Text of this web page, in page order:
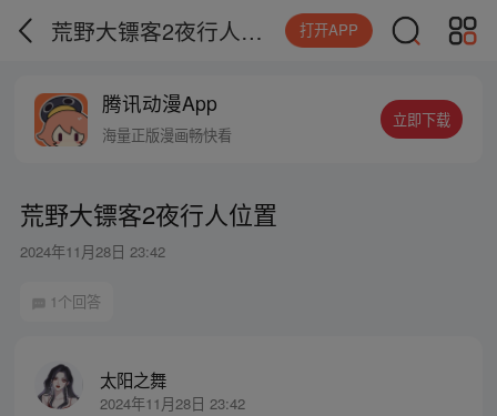
荒野大镖客2夜行人位置 打开APP
腾讯动漫App
海量正版漫画畅快看
立即下载
荒野大镖客2夜行人位置
2024年11月28日 23:42
1个回答
太阳之舞
2024年11月28日 23:42